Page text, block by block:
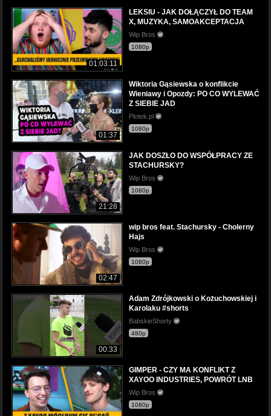
01:03:11
LEKSIU - JAK DOŁĄCZYŁ DO TEAM
X, MUZYKA, SAMOAKCEPTACJA
Wip Bros
1080p
01:37
Wiktoria Gąsiewska o konflikcie
Wieniawy i Opozdy: PO CO WYLEWAĆ
Z SIEBIE JAD
Plotek.pl
1080p
21:28
JAK DOSZŁO DO WSPÓŁPRACY ZE
STACHURSKY?
Wip Bros
1080p
02:47
wip bros feat. Stachursky - Cholerny
Hajs
Wip Bros
1080p
00:33
Adam Zdrójkowski o Kożuchowskiej i
Karolaku #shorts
BabskieShorty
480p
GIMPER - CZY MA KONFLIKT Z
XAYOO INDUSTRIES, POWRÓT LNB
Wip Bros
1080p